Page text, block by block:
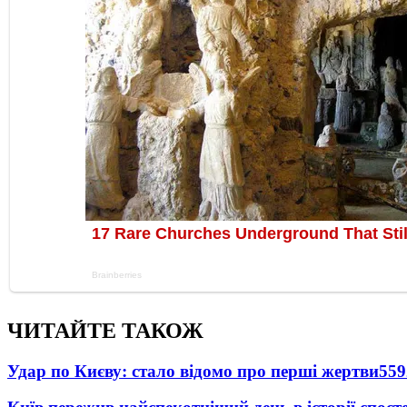
ЧИТАЙТЕ ТАКОЖ
Удар по Києву: стало відомо про перші жертви